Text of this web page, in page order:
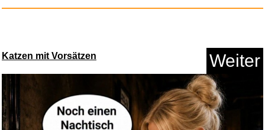
Katzen mit Vorsätzen Weiter